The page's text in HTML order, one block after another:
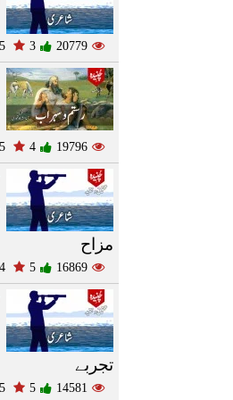
20779
3
5
19796
4
5
مزاح
16869
5
4
تجربے
14581
5
5